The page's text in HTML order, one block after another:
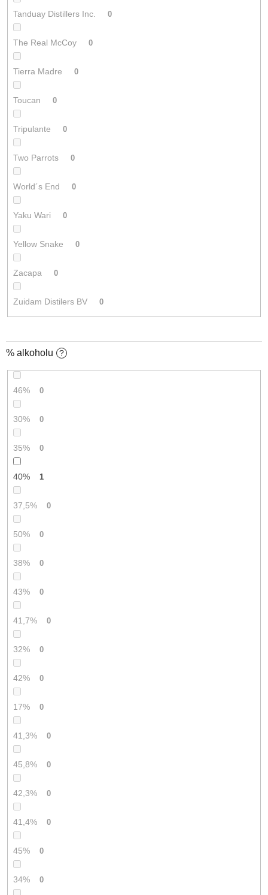
Tanduay Distillers Inc. 0
The Real McCoy 0
Tierra Madre 0
Toucan 0
Tripulante 0
Two Parrots 0
World´s End 0
Yaku Wari 0
Yellow Snake 0
Zacapa 0
Zuidam Distilers BV 0
% alkoholu ?
46% 0
30% 0
35% 0
40% 1
37,5% 0
50% 0
38% 0
43% 0
41,7% 0
32% 0
42% 0
17% 0
41,3% 0
45,8% 0
42,3% 0
41,4% 0
45% 0
34% 0